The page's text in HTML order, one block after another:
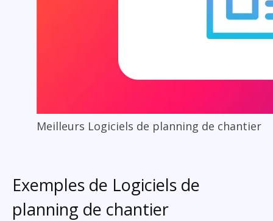
Meilleurs Logiciels de planning de chantier
Exemples de Logiciels de
planning de chantier